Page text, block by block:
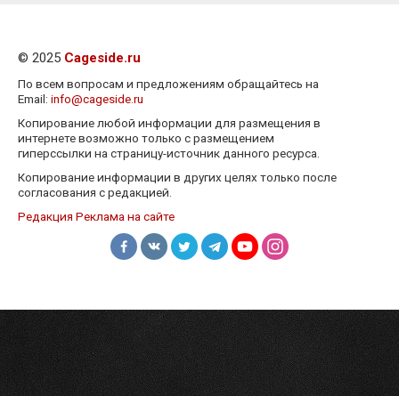
© 2025 Cageside.ru
По всем вопросам и предложениям обращайтесь на
Email: info@cageside.ru
Копирование любой информации для размещения в
интернете возможно только с размещением
гиперссылки на страницу-источник данного ресурса.
Копирование информации в других целях только после
согласования с редакцией.
Редакция Реклама на сайте